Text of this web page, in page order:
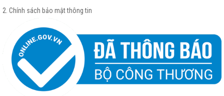
2. Chính sách bảo mật thông tin